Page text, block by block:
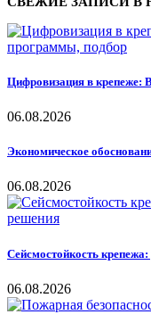
Цифровизация в крепеже:
06.08.2026
Экономическое
06.08.2026
Сейсмостойкость
06.08.2026